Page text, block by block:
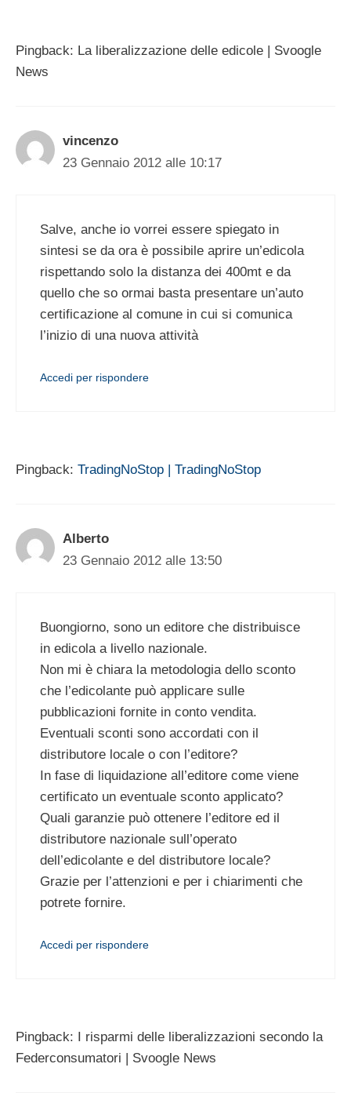
Pingback: La liberalizzazione delle edicole | Svoogle
News
vincenzo
23 Gennaio 2012 alle 10:17
Salve, anche io vorrei essere spiegato in
sintesi se da ora è possibile aprire un’edicola
rispettando solo la distanza dei 400mt e da
quello che so ormai basta presentare un’auto
certificazione al comune in cui si comunica
l’inizio di una nuova attività
Accedi per rispondere
Pingback: TradingNoStop | TradingNoStop
Alberto
23 Gennaio 2012 alle 13:50
Buongiorno, sono un editore che distribuisce
in edicola a livello nazionale.
Non mi è chiara la metodologia dello sconto
che l’edicolante può applicare sulle
pubblicazioni fornite in conto vendita.
Eventuali sconti sono accordati con il
distributore locale o con l’editore?
In fase di liquidazione all’editore come viene
certificato un eventuale sconto applicato?
Quali garanzie può ottenere l’editore ed il
distributore nazionale sull’operato
dell’edicolante e del distributore locale?
Grazie per l’attenzioni e per i chiarimenti che
potrete fornire.
Accedi per rispondere
Pingback: I risparmi delle liberalizzazioni secondo la
Federconsumatori | Svoogle News